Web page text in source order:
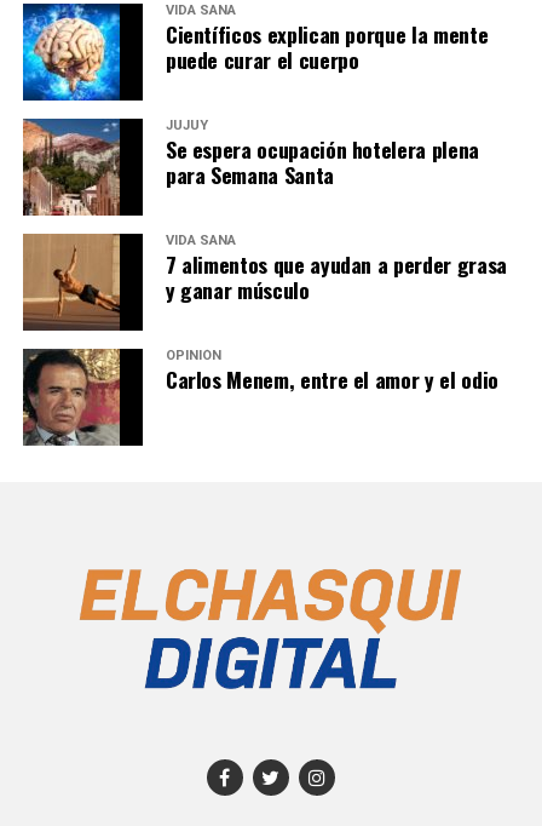
VIDA SANA
Científicos explican porque la mente
puede curar el cuerpo
JUJUY
Se espera ocupación hotelera plena
para Semana Santa
VIDA SANA
7 alimentos que ayudan a perder grasa
y ganar músculo
OPINIÓN
Carlos Menem, entre el amor y el odio